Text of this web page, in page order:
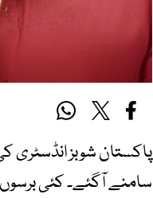
پاکستان شوبز انڈسٹری
سامنے آگئے۔ کئی